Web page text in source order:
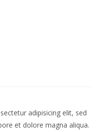
adipisicing elit, sed
et dolore magna aliqua.